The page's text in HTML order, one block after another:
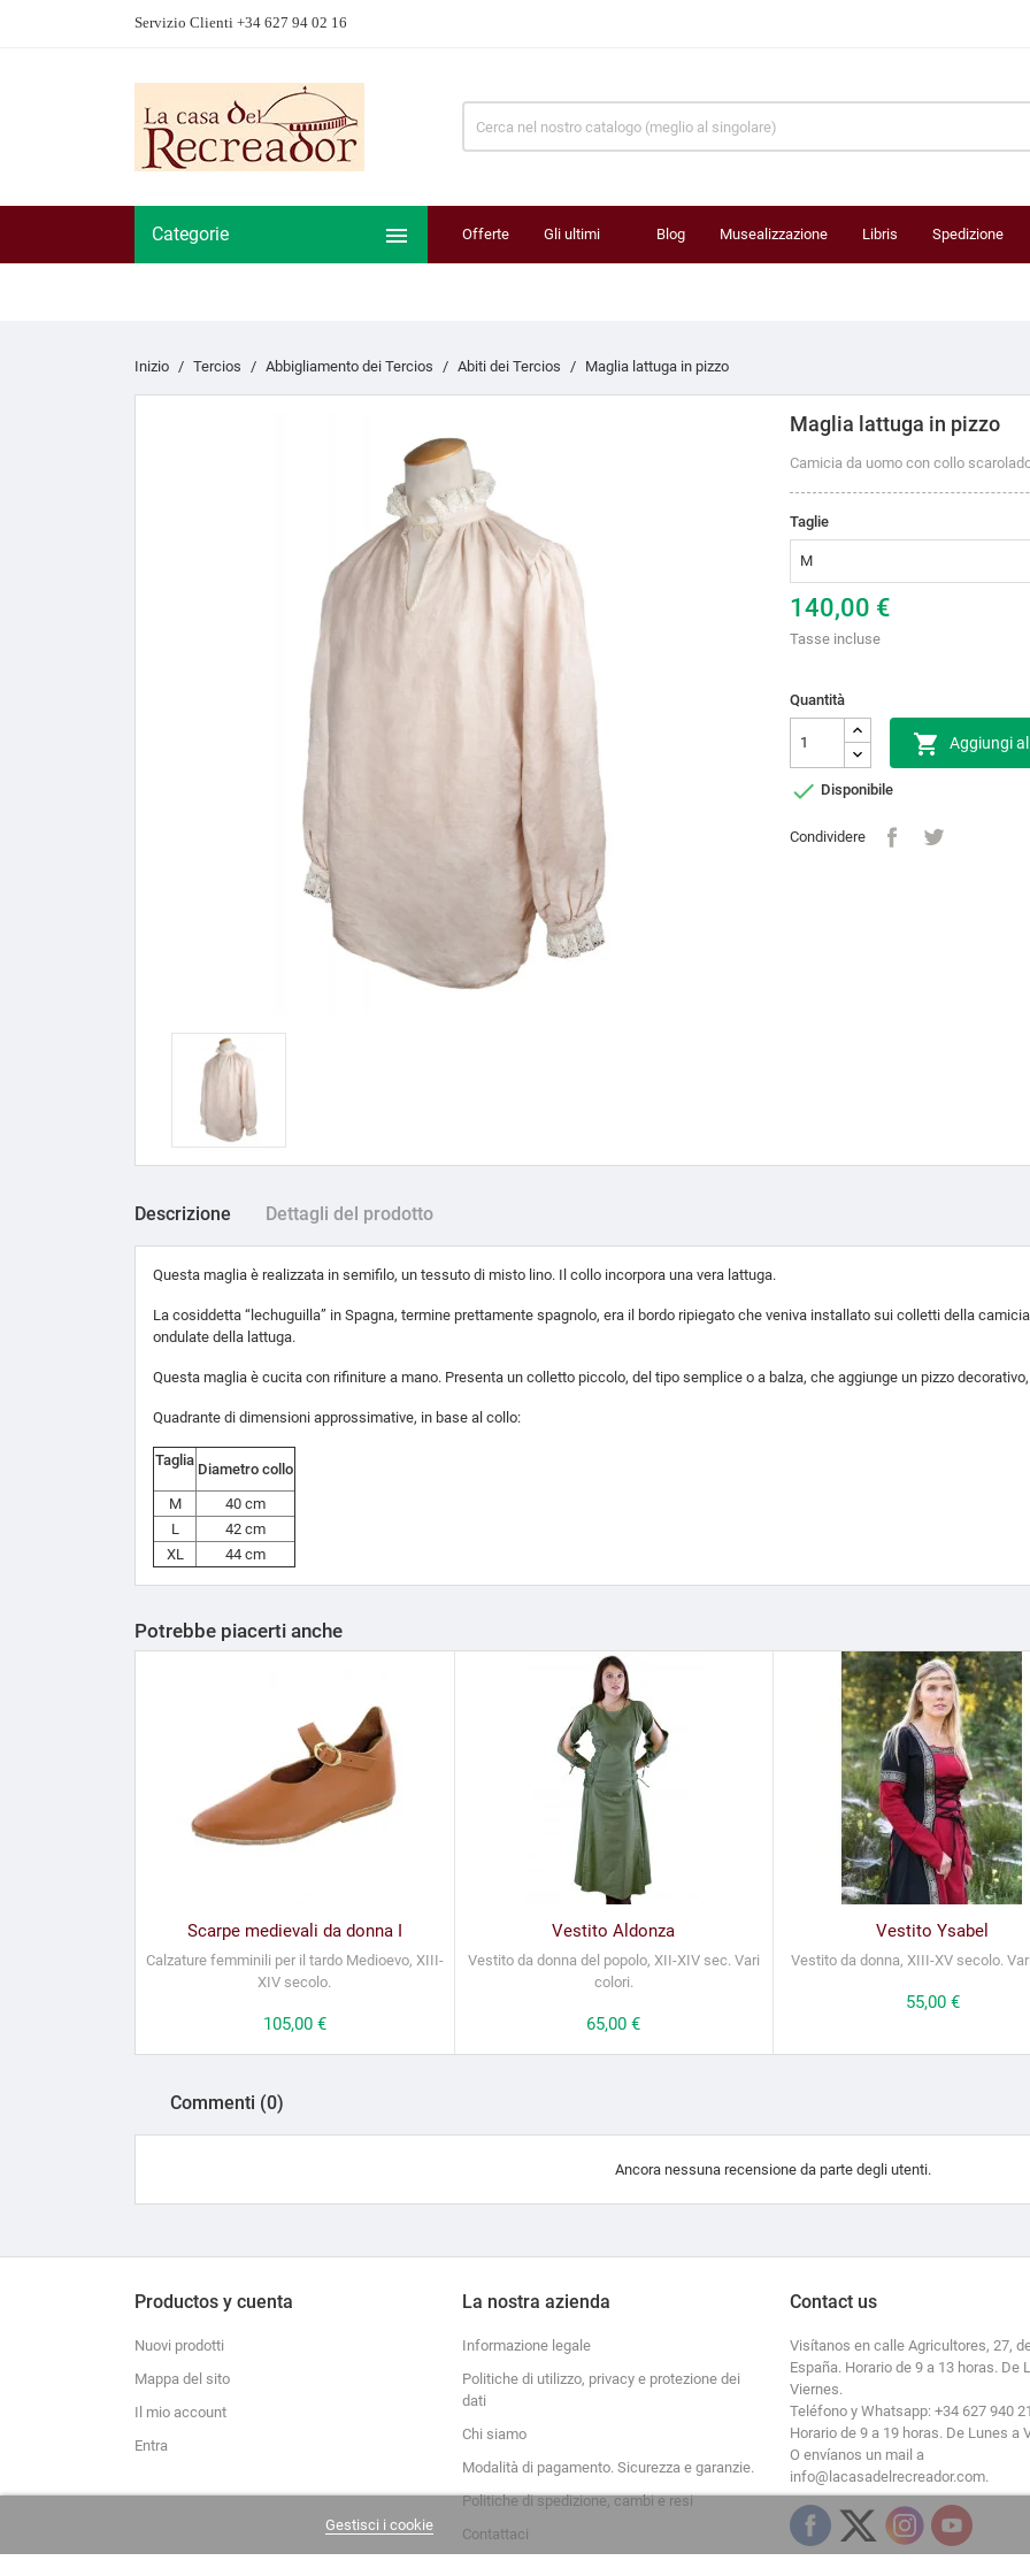
Servizio Clienti +34 627 94 02 16
Categorie  Offerte Gli ultimi Blog Musealizzazione Libris Spedizione
Inizio Tercios Abbigliamento dei Tercios Abiti dei Tercios Maglia lattuga in pizzo
Maglia lattuga in pizzo
Camicia da uomo con collo
Taglie
140,00 €
Tasse incluse
Quantità
 Aggiungi
 Disponibile
Condividere
Descrizione Dettagli del prodotto
Questa maglia è realizzata in semifilo, un tessuto di misto lino. Il collo incorpora una vera lattuga.
La cosiddetta “lechuguilla” in Spagna, termine prettamente spagnolo, era il bordo ripiegato che veniva installato sui colletti della
ondulate della lattuga.
Questa maglia è cucita con rifiniture a mano. Presenta un colletto piccolo, del tipo semplice o a balza, che aggiunge un pizzo
Quadrante di dimensioni approssimative, in base al collo:
Taglia
Diametro collo
M
40 cm
L
42 cm
XL
44 cm
Potrebbe piacerti anche
Scarpe medievali da donna I
Calzature femminili per il tardo Medioevo, XIII-
XIV secolo.
Prezzo
105,00 €
Vestito Aldonza
Vestito da donna del popolo, XII-XIV sec. Vari
colori.
Prezzo
65,00 €
Vestito Ysabel
Vestito da donna, XIII-XV secolo.
Prezzo
55,00 €
Commenti (0)
Ancora nessuna recensione da parte degli utenti.
Productos y cuenta
Nuovi prodotti
Mappa del sito
Il mio account
Entra
La nostra azienda
Informazione legale
Politiche di utilizzo, privacy e protezione dei
dati
Chi siamo
Modalità di pagamento. Sicurezza e garanzie.
Politiche di spedizione, cambi e resi
Contattaci
Contact us
Visítanos en calle Agricultores, 27,
España. Horario de 9 a 13 horas. De
Viernes.
Teléfono y Whatsapp: +34 627 940
Horario de 9 a 19 horas. De Lunes a
O envíanos un mail a
info@lacasadelrecreador.com.
Gestisci i cookie